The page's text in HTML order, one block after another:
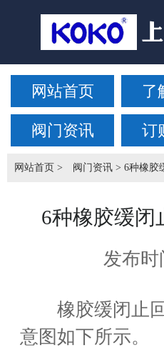
网站首页 了
阀门资讯 订
网站首页 > 阀门资讯 > 6种橡胶
6种橡胶缓闭
发布时
橡胶缓闭止回
意图如下所示。